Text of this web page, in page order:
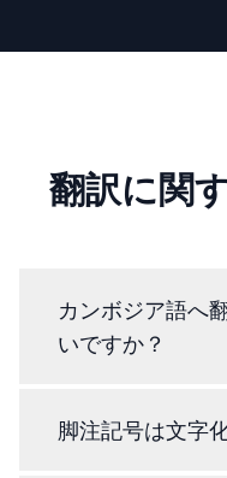
翻訳に関
カンボジア語へ
いですか？
脚注記号は文字